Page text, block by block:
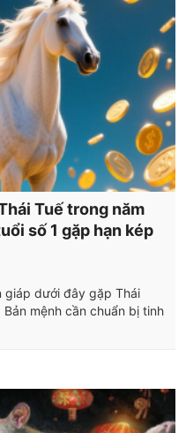
Tuế trong năm
số 1 gặp hạn kép
giáp dưới đây gặp Thái
mệnh cần chuẩn bị tinh